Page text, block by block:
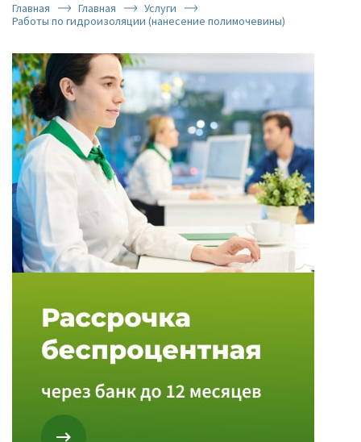
Главная Главная
Услуги
Работы по гидроизоляции (нанесение полимочевины)